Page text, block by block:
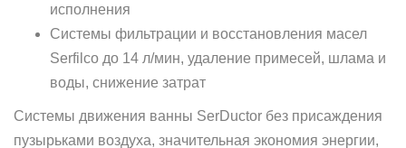
исполнения
Системы фильтрации и восстановления масел
Serfilco до 14 л/мин, удаление примесей, шлама и
воды, снижение затрат
Системы движения ванны SerDuctor без присаждения
пузырьками воздуха, значительная экономия энергии,